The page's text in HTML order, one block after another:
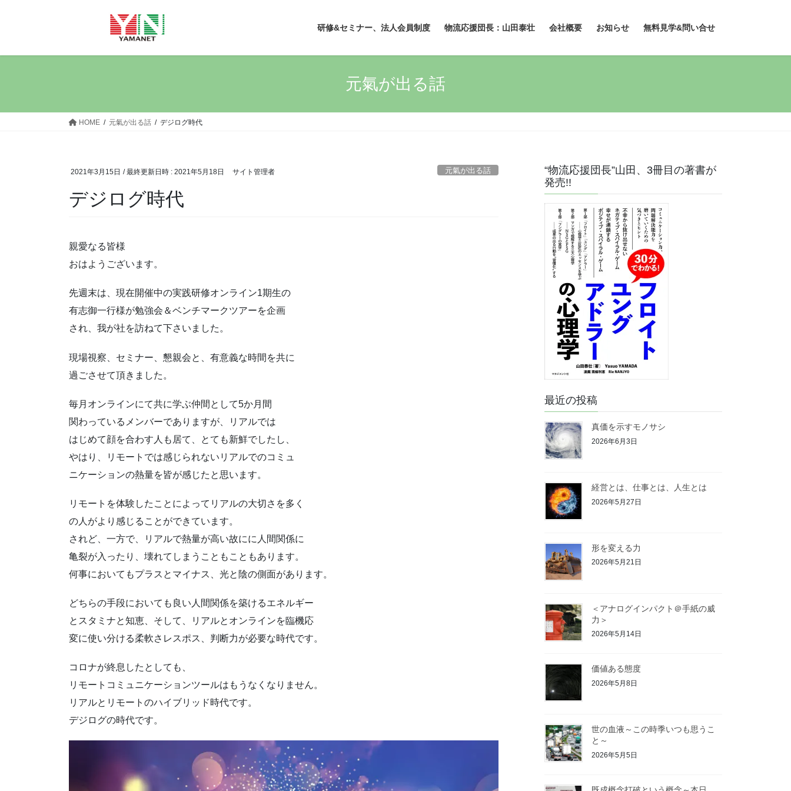
研修&セミナー、法人会員制度 物流応援団長：山田泰壮 会社概要 お知らせ 無料見学&問い合せ
元氣が出る話
HOME 元氣が出る話 デジログ時代
2021年3月15日 / 最終更新日時 : 2021年5月18日 サイト管理者 元氣が出る話
デジログ時代
親愛なる皆様
おはようございます。
先週末は、現在開催中の実践研修オンライン1期生の
有志御一行様が勉強会＆ベンチマークツアーを企画
され、我が社を訪ねて下さいました。
現場視察、セミナー、懇親会と、有意義な時間を共に
過ごさせて頂きました。
毎月オンラインにて共に学ぶ仲間として5か月間
関わっているメンバーでありますが、リアルでは
はじめて顔を合わす人も居て、とても新鮮でしたし、
やはり、リモートでは感じられないリアルでのコミュ
ニケーションの熱量を皆が感じたと思います。
リモートを体験したことによってリアルの大切さを多く
の人がより感じることができています。
されど、一方で、リアルで熱量が高い故にに人間関係に
亀裂が入ったり、壊れてしまうこともこともあります。
何事においてもプラスとマイナス、光と陰の側面があります。
どちらの手段においても良い人間関係を築けるエネルギー
とスタミナと知恵、そして、リアルとオンラインを臨機応
変に使い分ける柔軟さレスポス、判断力が必要な時代です。
コロナが終息したとしても、
リモートコミュニケーションツールはもうなくなりません。
リアルとリモートのハイブリッド時代です。
デジログの時代です。
“物流応援団長”山田、3冊目の著書が
発売!!
最近の投稿
真価を示すモノサシ
2026年6月3日
経営とは、仕事とは、人生とは
2026年5月27日
形を変える力
2026年5月21日
＜アナログインパクト＠手紙の威
力＞
2026年5月14日
価値ある態度
2026年5月8日
世の血液～この時季いつも思うこ
と～
2026年5月5日